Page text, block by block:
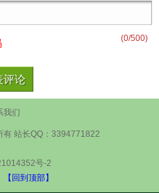
(0/500)
我们
站长QQ：3394771822
号-2
【回到顶部】